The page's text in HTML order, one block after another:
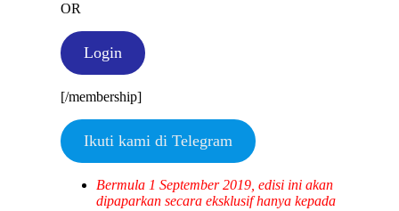
OR
Login
[/membership]
Ikuti kami di Telegram
Bermula 1 September 2019, edisi ini akan
dipaparkan secara eksklusif hanya kepada